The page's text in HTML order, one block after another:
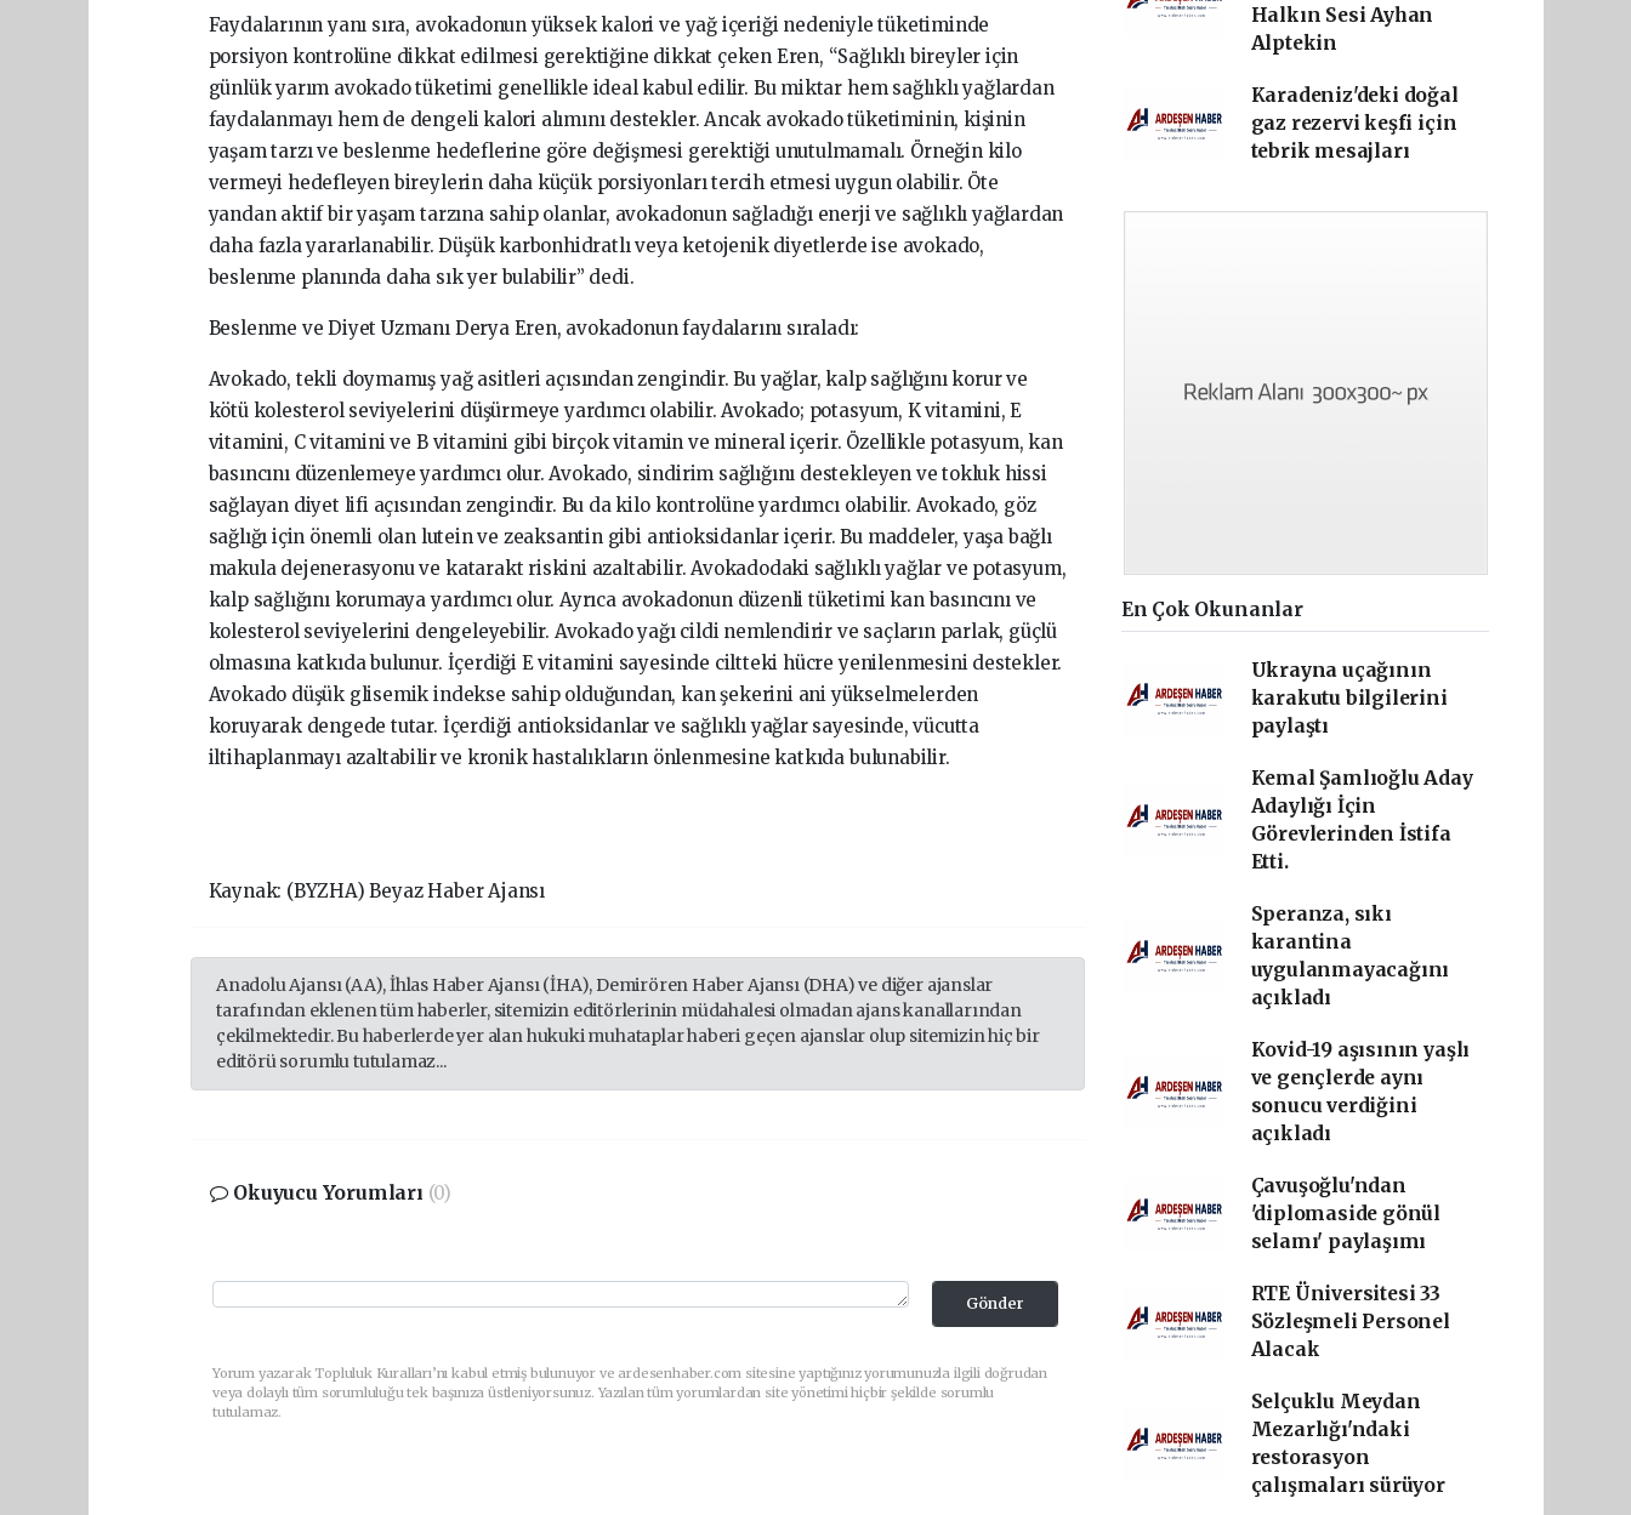
Faydalarının yanı sıra, avokadonun yüksek kalori ve yağ içeriği nedeniyle tüketiminde
porsiyon kontrolüne dikkat edilmesi gerektiğine dikkat çeken Eren, “Sağlıklı bireyler için
günlük yarım avokado tüketimi genellikle ideal kabul edilir. Bu miktar hem sağlıklı yağlardan
faydalanmayı hem de dengeli kalori alımını destekler. Ancak avokado tüketiminin, kişinin
yaşam tarzı ve beslenme hedeflerine göre değişmesi gerektiği unutulmamalı. Örneğin kilo
vermeyi hedefleyen bireylerin daha küçük porsiyonları tercih etmesi uygun olabilir. Öte
yandan aktif bir yaşam tarzına sahip olanlar, avokadonun sağladığı enerji ve sağlıklı yağlardan
daha fazla yararlanabilir. Düşük karbonhidratlı veya ketojenik diyetlerde ise avokado,
beslenme planında daha sık yer bulabilir” dedi.
Beslenme ve Diyet Uzmanı Derya Eren, avokadonun faydalarını sıraladı:
Avokado, tekli doymamış yağ asitleri açısından zengindir. Bu yağlar, kalp sağlığını korur ve
kötü kolesterol seviyelerini düşürmeye yardımcı olabilir. Avokado; potasyum, K vitamini, E
vitamini, C vitamini ve B vitamini gibi birçok vitamin ve mineral içerir. Özellikle potasyum, kan
basıncını düzenlemeye yardımcı olur. Avokado, sindirim sağlığını destekleyen ve tokluk hissi
sağlayan diyet lifi açısından zengindir. Bu da kilo kontrolüne yardımcı olabilir. Avokado, göz
sağlığı için önemli olan lutein ve zeaksantin gibi antioksidanlar içerir. Bu maddeler, yaşa bağlı
makula dejenerasyonu ve katarakt riskini azaltabilir. Avokadodaki sağlıklı yağlar ve potasyum,
kalp sağlığını korumaya yardımcı olur. Ayrıca avokadonun düzenli tüketimi kan basıncını ve
kolesterol seviyelerini dengeleyebilir. Avokado yağı cildi nemlendirir ve saçların parlak, güçlü
olmasına katkıda bulunur. İçerdiği E vitamini sayesinde ciltteki hücre yenilenmesini destekler.
Avokado düşük glisemik indekse sahip olduğundan, kan şekerini ani yükselmelerden
koruyarak dengede tutar. İçerdiği antioksidanlar ve sağlıklı yağlar sayesinde, vücutta
iltihaplanmayı azaltabilir ve kronik hastalıkların önlenmesine katkıda bulunabilir.
Kaynak: (BYZHA) Beyaz Haber Ajansı
Anadolu Ajansı (AA), İhlas Haber Ajansı (İHA), Demirören Haber Ajansı (DHA) ve diğer ajanslar
tarafından eklenen tüm haberler, sitemizin editörlerinin müdahalesi olmadan ajans kanallarından
çekilmektedir. Bu haberlerde yer alan hukuki muhataplar haberi geçen ajanslar olup sitemizin hiç bir
editörü sorumlu tutulamaz...
Okuyucu Yorumları (0)
Gönder
Yorum yazarak Topluluk Kuralları’nı kabul etmiş bulunuyor ve ardesenhaber.com sitesine yaptığınız yorumunuzla ilgili doğrudan
veya dolaylı tüm sorumluluğu tek başınıza üstleniyorsunuz. Yazılan tüm yorumlardan site yönetimi hiçbir şekilde sorumlu
tutulamaz.
Halkın Sesi Ayhan
Alptekin
Karadeniz'deki doğal
gaz rezervi keşfi için
tebrik mesajları
En Çok Okunanlar
Ukrayna uçağının
karakutu bilgilerini
paylaştı
Kemal Şamlıoğlu Aday
Adaylığı İçin
Görevlerinden İstifa
Etti.
Speranza, sıkı
karantina
uygulanmayacağını
açıkladı
Kovid-19 aşısının yaşlı
ve gençlerde aynı
sonucu verdiğini
açıkladı
Çavuşoğlu'ndan
'diplomaside gönül
selamı' paylaşımı
RTE Üniversitesi 33
Sözleşmeli Personel
Alacak
Selçuklu Meydan
Mezarlığı'ndaki
restorasyon
çalışmaları sürüyor